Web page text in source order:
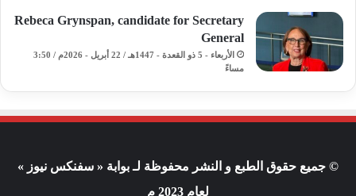
Rebeca Grynspan, candidate for Secretary
General
الأربعاء - 5 ذو القعدة - 1447هـ / 22 أبريل - 2026م / 3:50
مساءً
© جميع حقوق الطبع و النشر محفوظة لـ بوابة « سفنكس نيوز »
لعام 2023 م